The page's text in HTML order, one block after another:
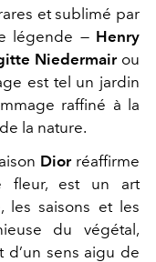
et sublimé par
légende — Henry
Niedermair ou
est tel un jardin
raffiné à la
la nature.
Dior réaffirme
fleur, est un art
les saisons et les
du végétal,
d’un sens aigu de